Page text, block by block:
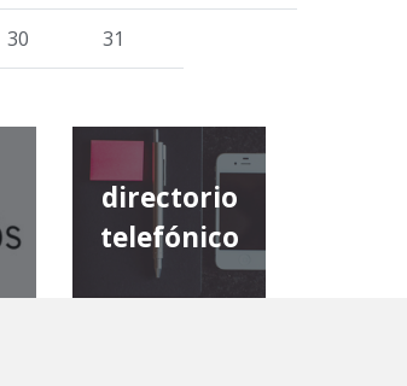
30 31
directorio
telefónico